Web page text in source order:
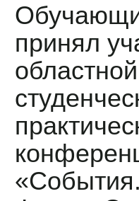
принял
областной